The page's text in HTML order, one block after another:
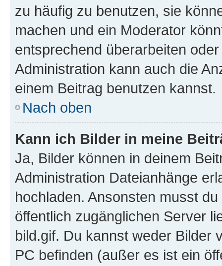
zu häufig zu benutzen, sie
machen und ein Moderator
entsprechend überarbeiten
Administration kann auch die
einem Beitrag benutzen kannst.
Nach oben
Kann ich Bilder in meine
Ja, Bilder können in deinem
Administration Dateianhänge
hochladen. Ansonsten musst
öffentlich zugänglichen Server
bild.gif. Du kannst weder Bilder
PC befinden (außer es ist ein